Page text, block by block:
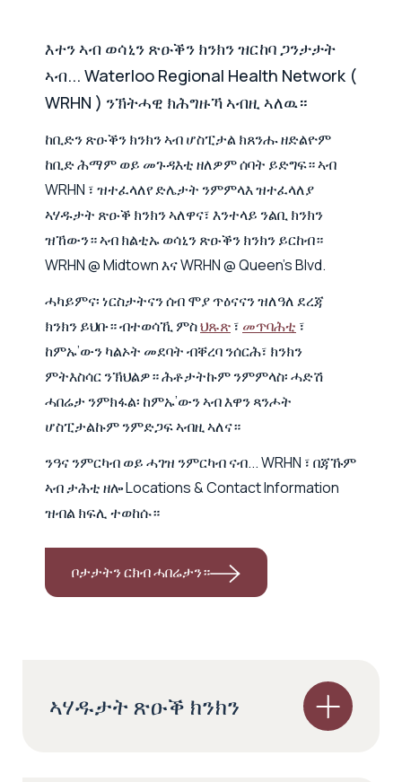
እተን ኣብ ወሳኒን ጽዑቕን ክንክን ዝርከባ ጋንታታት
ኣብ... Waterloo Regional Health Network (
WRHN ) ንኽትሓዊ ክሕግዙኻ ኣብዚ ኣለዉ።
ከቢድን ጽዑቕን ክንክን ኣብ ሆስፒታል ክጸንሑ ዘድልዮም
ከቢድ ሕማም ወይ መጉዳእቲ ዘለዎም ሰባት ይድግፍ። ኣብ
WRHN ፣ ዝተፈላለየ ድሌታት ንምምላእ ዝተፈላለያ
ኣሃዱታት ጽዑቕ ክንክን ኣለዋና፣ እንተላይ ንልቢ ክንክን
ዝኸውን። ኣብ ክልቲኡ ወሳኒን ጽዑቕን ክንክን ይርከብ።
WRHN @ Midtown እና WRHN @ Queen’s Blvd.
ሓካይምና፡ ነርስታትናን ሰብ ሞያ ጥዕናናን ዝለዓለ ደረጃ
ክንክን ይህቡ። ብተወሳኺ ምስህጹጽ፣ መጥባሕቲ ፣
ከምኡ’ውን ካልኦት መደባት ብቐረባ ንሰርሕ፣ ክንክን
ምትእስሳር ንኽህልዎ። ሕቶታትኩም ንምምላስ፡ ሓድሽ
ሓበሬታ ንምክፋል፡ ከምኡ’ውን ኣብ እዋን ጻንሖት
ሆስፒታልኩም ንምድጋፍ ኣብዚ ኣለና።
ንዓና ንምርካብ ወይ ሓገዝ ንምርካብ ናብ... WRHN ፣ በጃኹም
ኣብ ታሕቲ ዘሎ Locations & Contact Information
ዝብል ክፍሊ ተወከሱ።
ቦታታትን ርክብ ሓበሬታን።
ኣሃዱታት ጽዑቕ ክንክን